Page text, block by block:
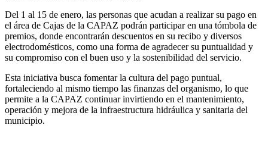
Del 1 al 15 de enero, las personas que acudan a realizar su pago en
el área de Cajas de la CAPAZ podrán participar en una tómbola de
premios, donde encontrarán descuentos en su recibo y diversos
electrodomésticos, como una forma de agradecer su puntualidad y
su compromiso con el buen uso y la sostenibilidad del servicio.
Esta iniciativa busca fomentar la cultura del pago puntual,
fortaleciendo al mismo tiempo las finanzas del organismo, lo que
permite a la CAPAZ continuar invirtiendo en el mantenimiento,
operación y mejora de la infraestructura hidráulica y sanitaria del
municipio.